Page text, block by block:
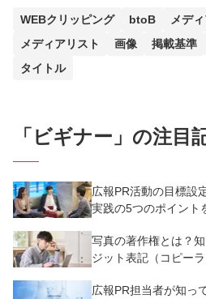
WEBクリッピング btoB メデ
メディアリスト
画像 掲載基準
タイトル
「 ビギナー 」の注目
広報PR活動の目標設
実践の5つのポイント
写真の著作権とは？
ジット表記（コピー
広報PR担当者が知っ